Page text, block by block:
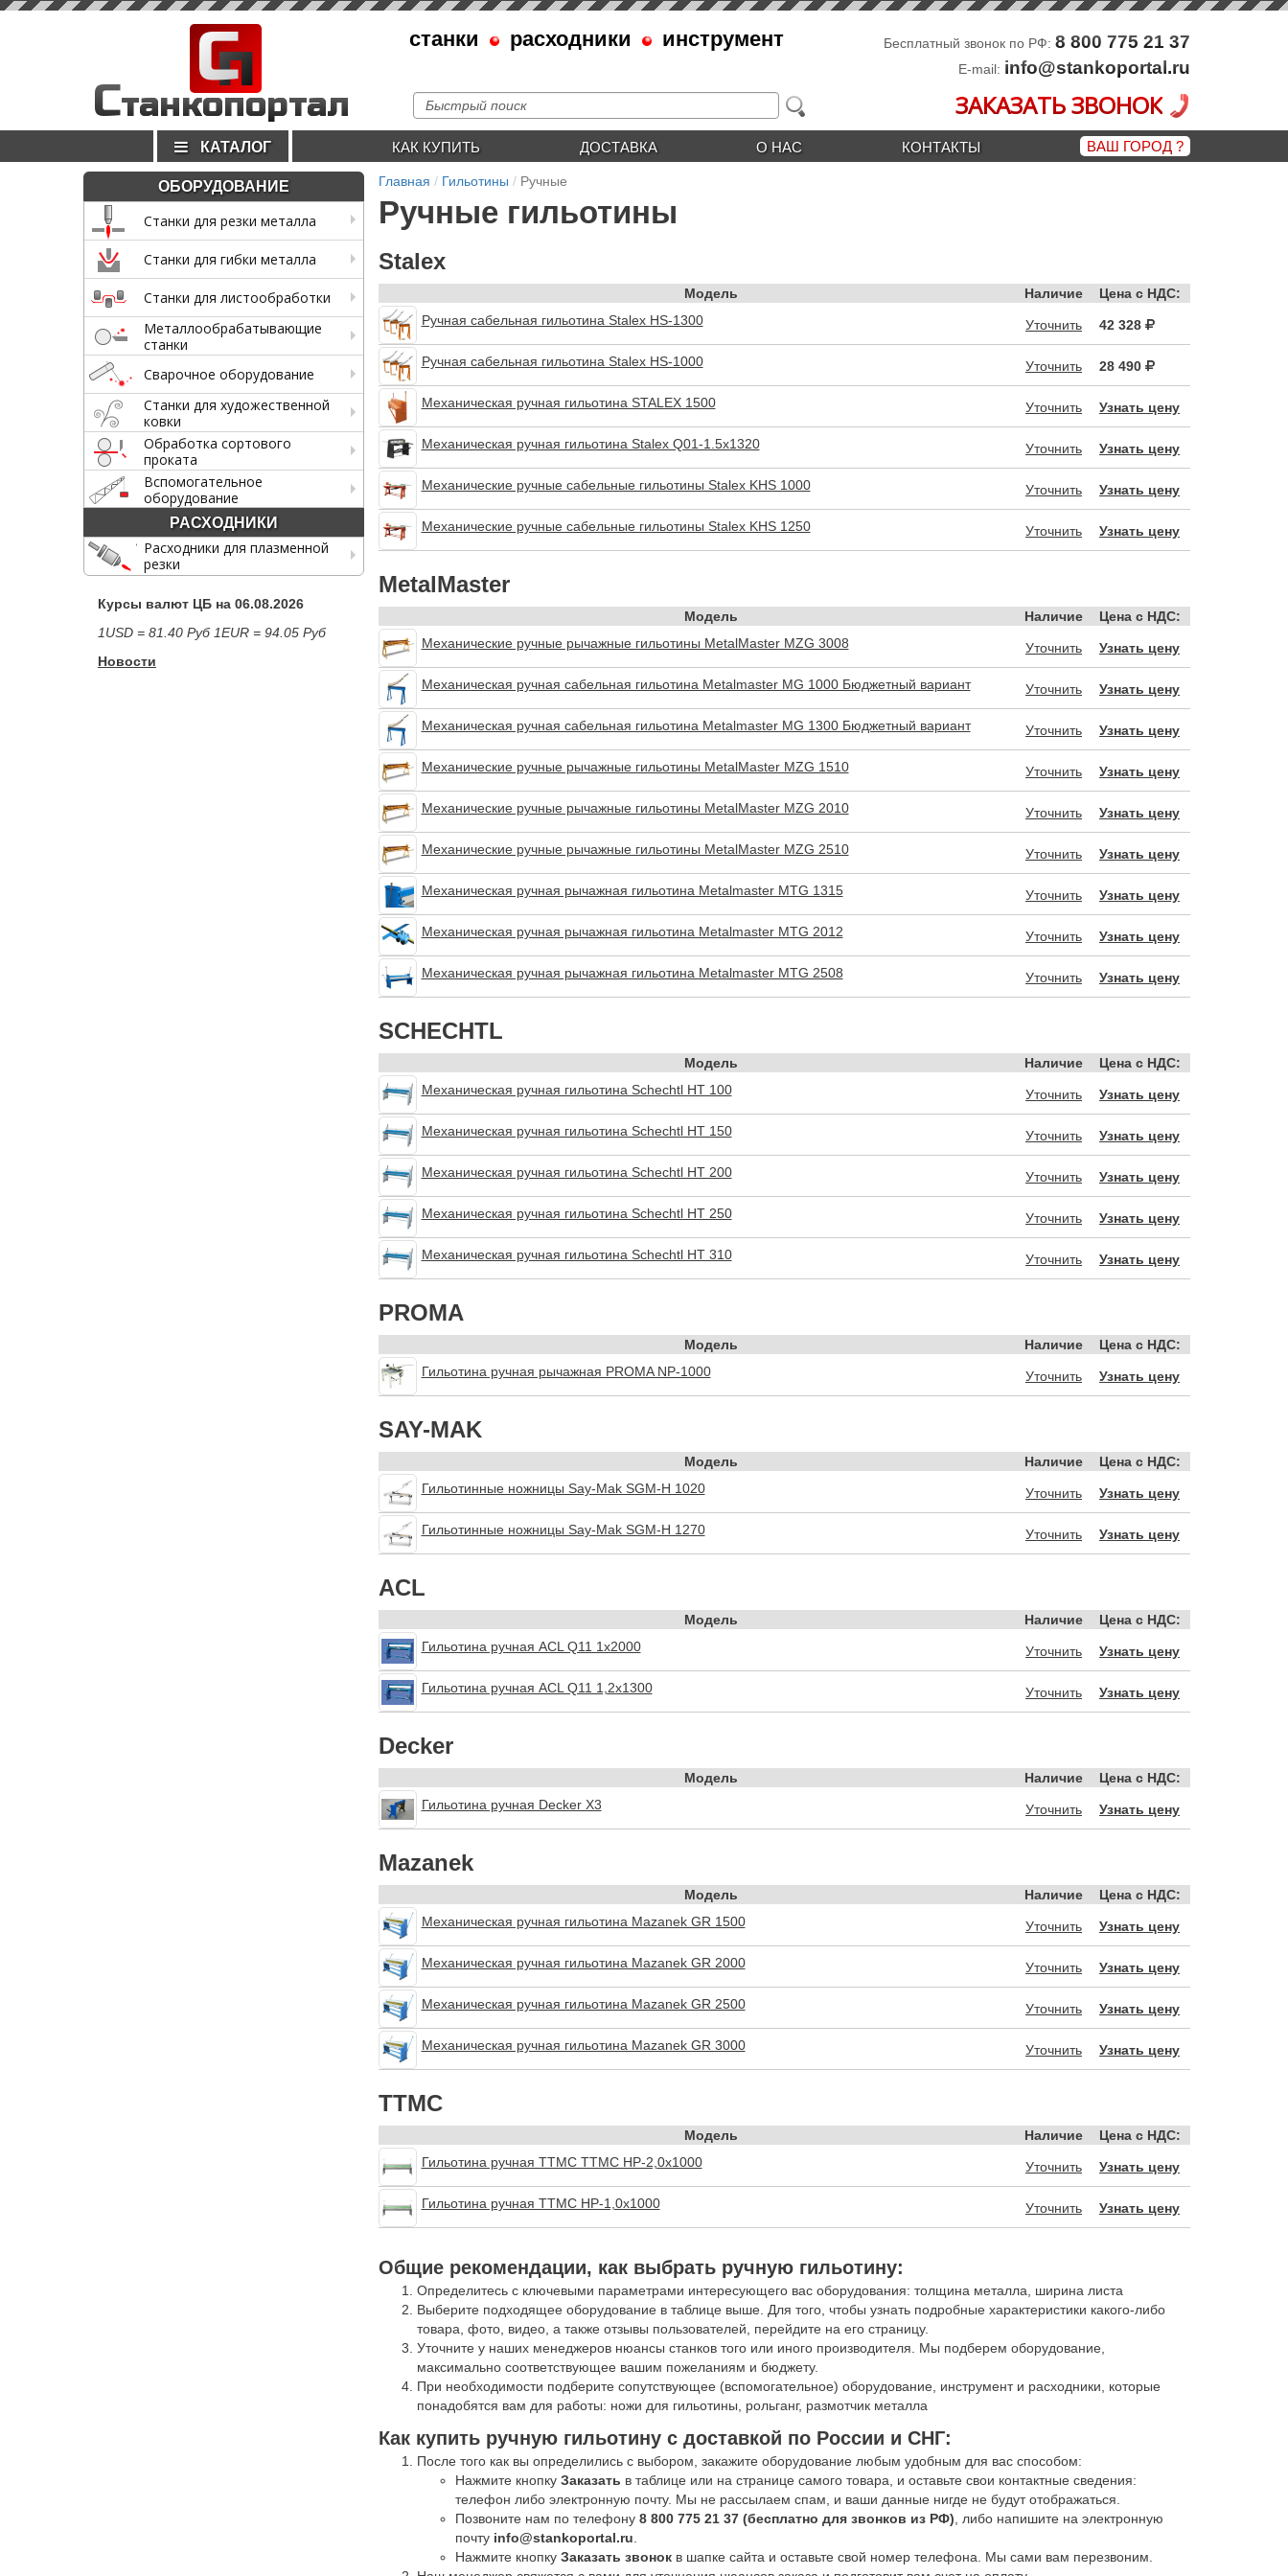
п
С
Станкопортал
станки расходники инструмент Бесплатный звонок по РФ: 8 800 775 21 37
E-mail: info@stankoportal.ru
ЗАКАЗАТЬ ЗВОНОК
КАТАЛОГ КАК КУПИТЬ ДОСТАВКА О НАС КОНТАКТЫ ВАШ ГОРОД?
ОБОРУДОВАНИЕ
Станки для резки металла
Станки для гибки металла
Станки для листообработки
Металлообрабатывающие
станки
Сварочное оборудование
Станки для художественной
ковки
Обработка сортового
проката
Вспомогательное
оборудование
РАСХОДНИКИ
Расходники для плазменной
резки
Курсы валют ЦБ на 06.08.2026
1USD = 81.40 Руб 1EUR = 94.05 Руб
Новости
Главная Гильотины Ручные
Ручные гильотины
Stalex
Модель Наличие
Цена с НДС:
Ручная сабельная гильотина Stalex HS-1300
Уточнить 42 328
Ручная сабельная гильотина Stalex HS-1000 Уточнить 28 490
Механическая ручная гильотина STALEX 1500 Уточнить Узнать цену
Механическая ручная гильотина Stalex Q01-1.5x1320 Уточнить Узнать цену
Механические ручные сабельные гильотины Stalex KHS 1000 Уточнить Узнать цену
Механические ручные сабельные гильотины Stalex KHS 1250 Уточнить Узнать цену
MetalMaster
Модель Наличие
Цена с НДС:
Механические ручные рычажные гильотины MetalMaster MZG 3008
Уточнить Узнать цену
Механическая ручная сабельная гильотина Metalmaster MG 1000 Бюджетный вариант Уточнить Узнать цену
Механическая ручная сабельная гильотина Metalmaster MG 1300 Бюджетный вариант Уточнить Узнать цену
Механические ручные рычажные гильотины MetalMaster MZG 1510 Уточнить Узнать цену
Механические ручные рычажные гильотины MetalMaster MZG 2010 Уточнить Узнать цену
Механические ручные рычажные гильотины MetalMaster MZG 2510 Уточнить Узнать цену
Механическая ручная рычажная гильотина Metalmaster MTG 1315 Уточнить Узнать цену
Механическая ручная рычажная гильотина Metalmaster MTG 2012 Уточнить Узнать цену
Механическая ручная рычажная гильотина Metalmaster MTG 2508 Уточнить Узнать цену
SCHECHTL
Модель Наличие
Цена с НДС:
Механическая ручная гильотина Schechtl HT 100
Уточнить Узнать цену
Механическая ручная гильотина Schechtl HT 150 Уточнить Узнать цену
Механическая ручная гильотина Schechtl HT 200 Уточнить Узнать цену
Механическая ручная гильотина Schechtl HT 250 Уточнить Узнать цену
Механическая ручная гильотина Schechtl HT 310 Уточнить Узнать цену
PROMA
Модель Наличие
Цена с НДС:
Гильотина ручная рычажная PROMA NP-1000
Уточнить Узнать цену
SAY-MAK
Модель Наличие
Цена с НДС:
Гильотинные ножницы Say-Mak SGM-H 1020
Уточнить Узнать цену
Гильотинные ножницы Say-Mak SGM-H 1270 Уточнить Узнать цену
ACL
Модель Наличие
Цена с НДС:
Гильотина ручная ACL Q11 1x2000
Уточнить Узнать цену
Гильотина ручная ACL Q11 1,2x1300 Уточнить Узнать цену
Decker
Модель Наличие
Цена с НДС:
Гильотина ручная Decker X3
Уточнить Узнать цену
Mazanek
Модель Наличие
Цена с НДС:
Механическая ручная гильотина Mazanek GR 1500
Уточнить Узнать цену
Механическая ручная гильотина Mazanek GR 2000 Уточнить Узнать цену
Механическая ручная гильотина Mazanek GR 2500 Уточнить Узнать цену
Механическая ручная гильотина Mazanek GR 3000 Уточнить Узнать цену
TTMC
Модель Наличие
Цена с НДС:
Гильотина ручная TTMC TTMC НР-2,0х1000
Уточнить Узнать цену
Гильотина ручная TTMC НР-1,0х1000 Уточнить Узнать цену
Общие рекомендации, как выбрать ручную гильотину:
Определитесь с ключевыми параметрами интересующего вас оборудования: толщина металла, ширина листа
Выберите подходящее оборудование в таблице выше. Для того, чтобы узнать подробные характеристики какого-либо
товара, фото, видео, а также отзывы пользователей, перейдите на его страницу.
Уточните у наших менеджеров нюансы станков того или иного производителя. Мы подберем оборудование,
максимально соответствующее вашим пожеланиям и бюджету.
При необходимости подберите сопутствующее (вспомогательное) оборудование, инструмент и расходники, которые
понадобятся вам для работы: ножи для гильотины, рольганг, размотчик металла
Как купить ручную гильотину c доставкой по России и СНГ:
После того как вы определились с выбором, закажите оборудование любым удобным для вас способом:
Нажмите кнопку Заказать в таблице или на странице самого товара, и оставьте свои контактные сведения:
телефон либо электронную почту. Мы не рассылаем спам, и ваши данные нигде не будут отображаться.
Позвоните нам по телефону 8 800 775 21 37 (бесплатно для звонков из РФ) , либо напишите на электронную
почту info@stankoportal.ru
Нажмите кнопку Заказать звонокв шапке сайта и оставьте свой номер телефона. Мы сами вам перезвоним.